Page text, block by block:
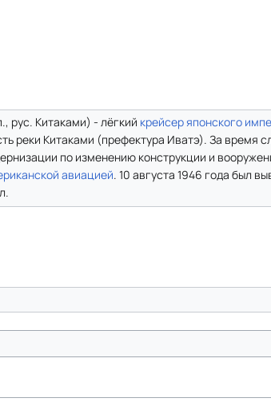
рус. Китаками) - лёгкий крейсеряпонского
реки Китаками (префектура Иватэ). За время
по изменению конструкции и
авиацией. 10 августа 1946 года был